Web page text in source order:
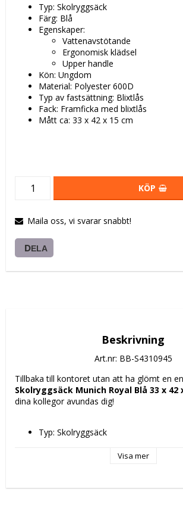
Typ: Skolryggsäck
Färg: Blå
Egenskaper:
Vattenavstötande
Ergonomisk klädsel
Upper handle
Kön: Ungdom
Material: Polyester 600D
Typ av fastsättning: Blixtlås
Fack: Framficka med blixtlås
Mått ca: 33 x 42 x 15 cm
KÖP
Maila oss, vi svarar snabbt!
DELA
Beskrivning
Art.nr: BB-S4310945
Skolryggsäck Munich Royal Blå 33 x 42
dina kollegor avundas dig!
Typ: Skolryggsäck
Upper handle
Visa mer